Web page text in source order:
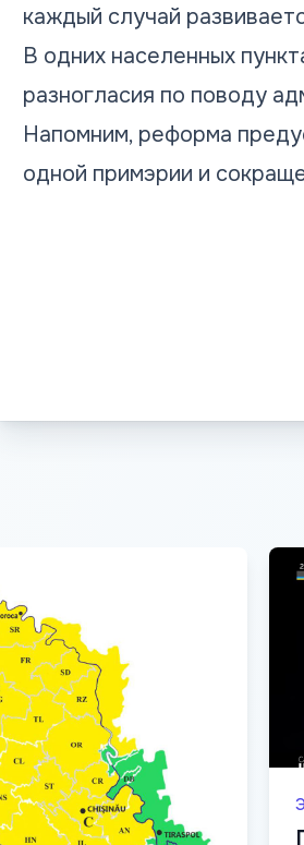
каждый случай
В одних населенных
разногласия по поводу
Напомним, реформа
одной примэрии и